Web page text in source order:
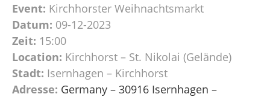
Event: Kirchhorster Weihnachtsmarkt
Datum: 09-12-2023
Zeit: 15:00
Location: Kirchhorst – St. Nikolai (Gelände)
Stadt: Isernhagen – Kirchhorst
Adresse: Germany – 30916 Isernhagen –